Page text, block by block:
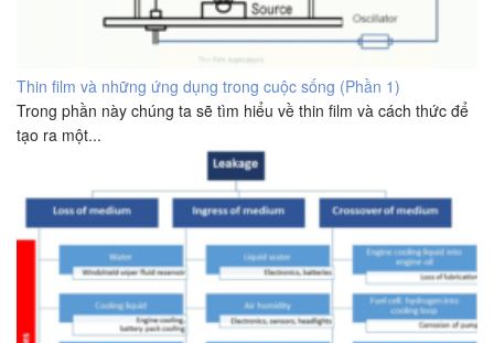
Thin film và những ứng dụng trong cuộc sống (Phần 1)
Trong phần này chúng ta sẽ tìm hiểu về thin film và cách thức để
tạo ra một...